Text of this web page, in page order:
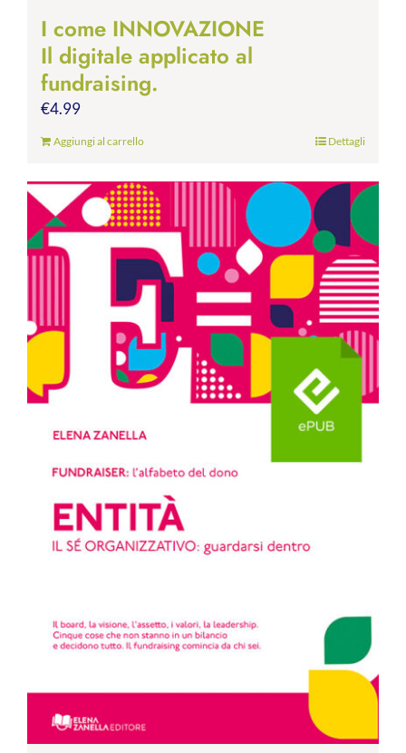
I come INNOVAZIONE
Il digitale applicato al
fundraising.
€4.99
Aggiungi al carrello Dettagli